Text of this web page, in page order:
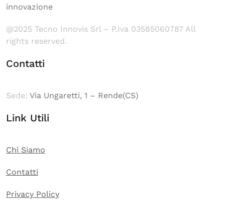
innovazione
@2025 Tecno Innovis Srl – P.Iva 03585060787 All
rights reserved.
Contatti
Sede: Via Ungaretti, 1 – Rende(CS)
Link Utili
Chi Siamo
Contatti
Privacy Policy